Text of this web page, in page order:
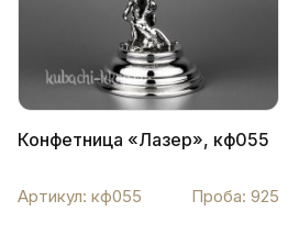
Конфетница «Лазер», кф055
Артикул: кф055 Проба: 925